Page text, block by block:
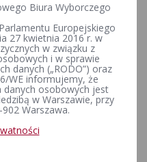
Sejmu RP i Senatu RP
w Katowicach III o
dodatkowych
wyborczych przez komitety
w Katowicach II o
Biura Wyborczego
Europejskiego
27 kwietnia 2016 r. w
w związku z
i w sprawie
danych („RODO”) oraz
WE informujemy, że
osobowych jest
w Warszawie, przy
Warszawa.